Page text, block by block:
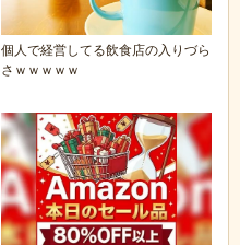
個人で経営してる飲食店の入りづら
さｗｗｗｗｗ